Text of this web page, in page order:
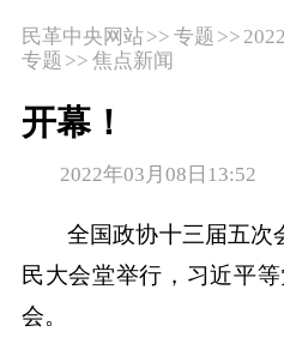
民革中央网站>> 专题 >>2022
专题 >> 焦点新闻
开幕！
2022年03月08日13:52
全国政协十三届五次
民大会堂举行，习近平
会。